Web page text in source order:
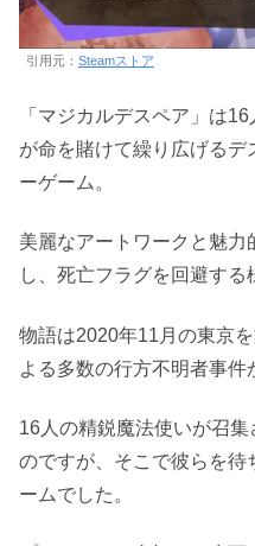
引用元： Steamストア
「マジカルデスペア」は
が命を賭けて繰り広げるデ
ーゲーム。
美麗なアートワークと魅
し、死亡フラグを回避する
物語は2020年11月の東京
よる多数の行方不明者事件
16人の精鋭魔法使いが召
のですが、そこで彼らを
ームでした。